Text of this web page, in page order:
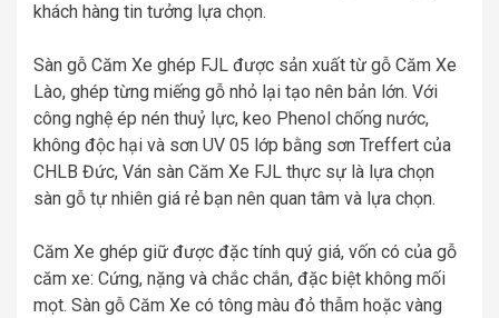
khách hàng tin tưởng lựa chọn.
Sàn gỗ Căm Xe ghép FJL được sản xuất từ gỗ Căm Xe
Lào, ghép từng miếng gỗ nhỏ lại tạo nên bản lớn. Với
công nghệ ép nén thuỷ lực, keo Phenol chống nước,
không độc hại và sơn UV 05 lớp bằng sơn Treffert của
CHLB Đức, Ván sàn Căm Xe FJL thực sự là lựa chọn
sàn gỗ tự nhiên giá rẻ bạn nên quan tâm và lựa chọn.
Căm Xe ghép giữ được đặc tính quý giá, vốn có của gỗ
căm xe: Cứng, nặng và chắc chắn, đặc biệt không mối
mọt. Sàn gỗ Căm Xe có tông màu đỏ thẫm hoặc vàng